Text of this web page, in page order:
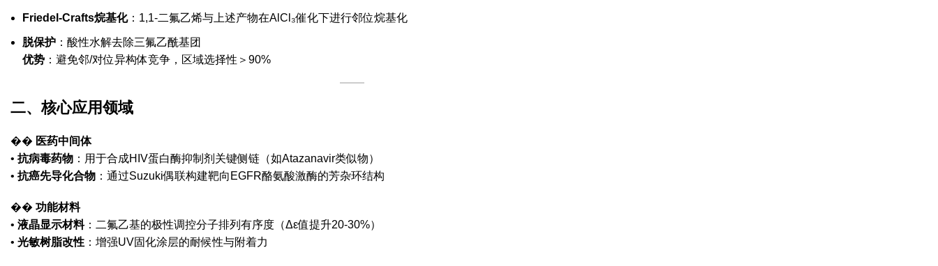
Friedel-Crafts烷基化‌：1,1-二氟乙烯与上述产物在AlCl₃催化下进行邻位烷基化
脱保护 ‌：酸性水解去除三氟乙酰基团
优势 ‌：避免邻/对位异构体竞争，区域选择性＞90%
二、核心应用领域
�� ‌ 医药中间体
• ‌ 抗病毒药物 ‌：用于合成HIV蛋白酶抑制剂关键侧链（如Atazanavir类似物）
• ‌ 抗癌先导化合物 ‌：通过Suzuki偶联构建靶向EGFR酪氨酸激酶的芳杂环结构
�� ‌ 功能材料
• ‌ 液晶显示材料‌：二氟乙基的极性调控分子排列有序度（Δε值提升20-30%）
• ‌ 光敏树脂改性 ‌：增强UV固化涂层的耐候性与附着力